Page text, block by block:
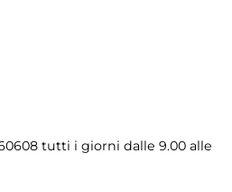
tutti i giorni dalle 9.00 alle